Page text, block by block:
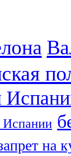
Испании
на